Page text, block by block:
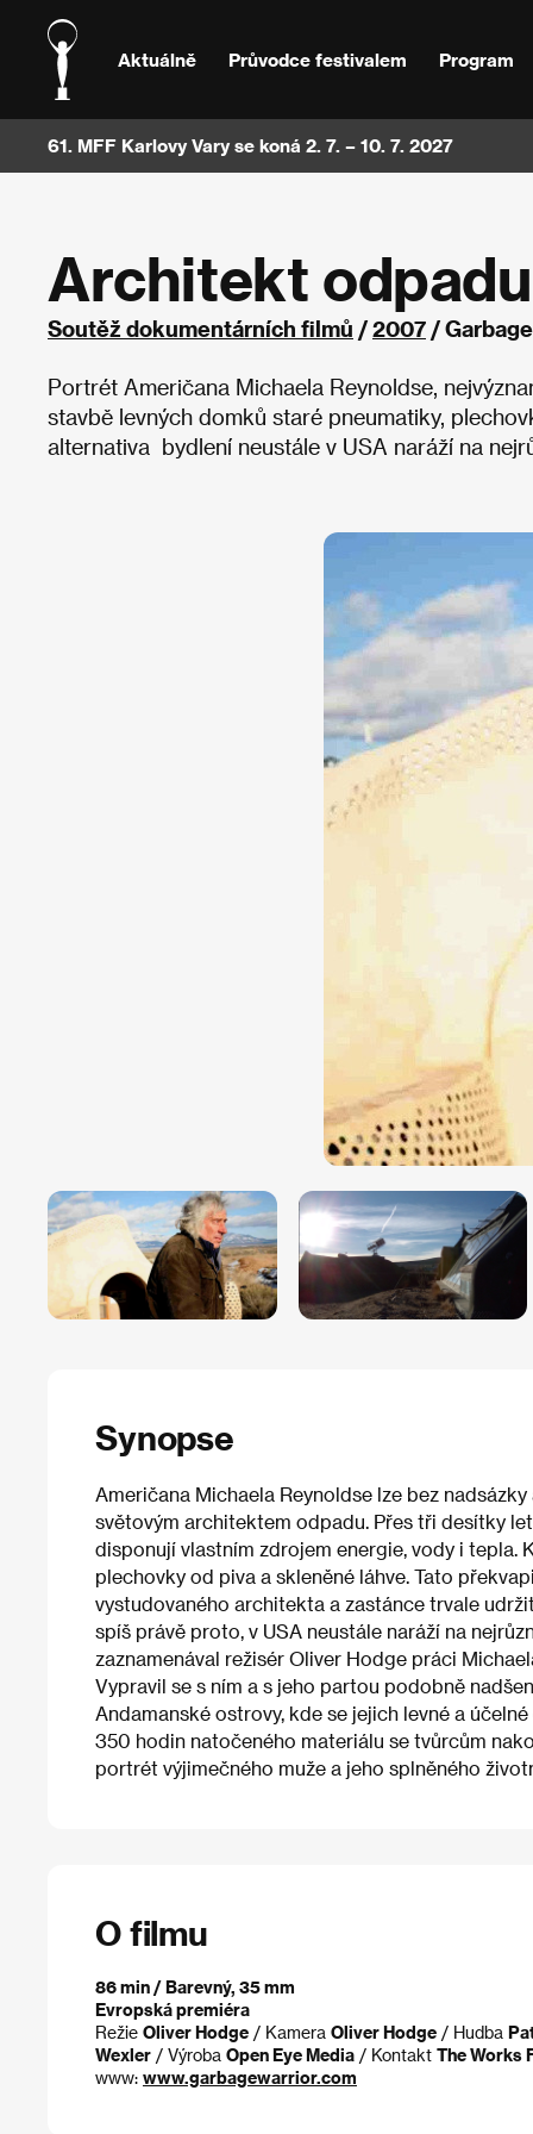
Aktuálně Průvodce festivalem Program
61. MFF Karlovy Vary se koná 2. 7. – 10. 7. 2027
Architekt odpadu
Soutěž dokumentárních filmů /2007 /
Portrét Američana Michaela Reynoldse,
stavbě levných domků staré pneumatiky,
alternativa bydlení neustále v USA naráží na
Synopse
Američana Michaela Reynoldse lze bez
světovým architektem odpadu. Přes tři desítky
disponují vlastním zdrojem energie, vody i tepla.
plechovky od piva a skleněné láhve. Tato
vystudovaného architekta a zastánce trvale
spíš právě proto, v USA neustále naráží na
zaznamenával režisér Oliver Hodge práci
Vypravil se s ním a s jeho partou podobně
Andamanské ostrovy, kde se jejich levné a
350 hodin natočeného materiálu se tvůrcům
portrét výjimečného muže a jeho splněného
O filmu
86 min / Barevný, 35 mm
Evropská premiéra
Režie Oliver Hodge / Kamera Oliver Hodge / Hudba
Wexler / Výroba Open Eye Media / Kontakt The Works
www: www.garbagewarrior.com